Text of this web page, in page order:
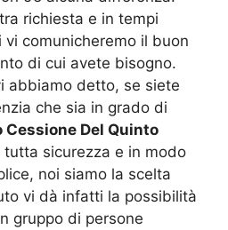
richiesta e in tempi
comunicheremo il buon
di cui avete bisogno.
abbiamo detto, se siete
che sia in grado di
Cessione Del Quinto
tutta sicurezza e in modo
noi siamo la scelta
vi dà infatti la possibilità
gruppo di persone